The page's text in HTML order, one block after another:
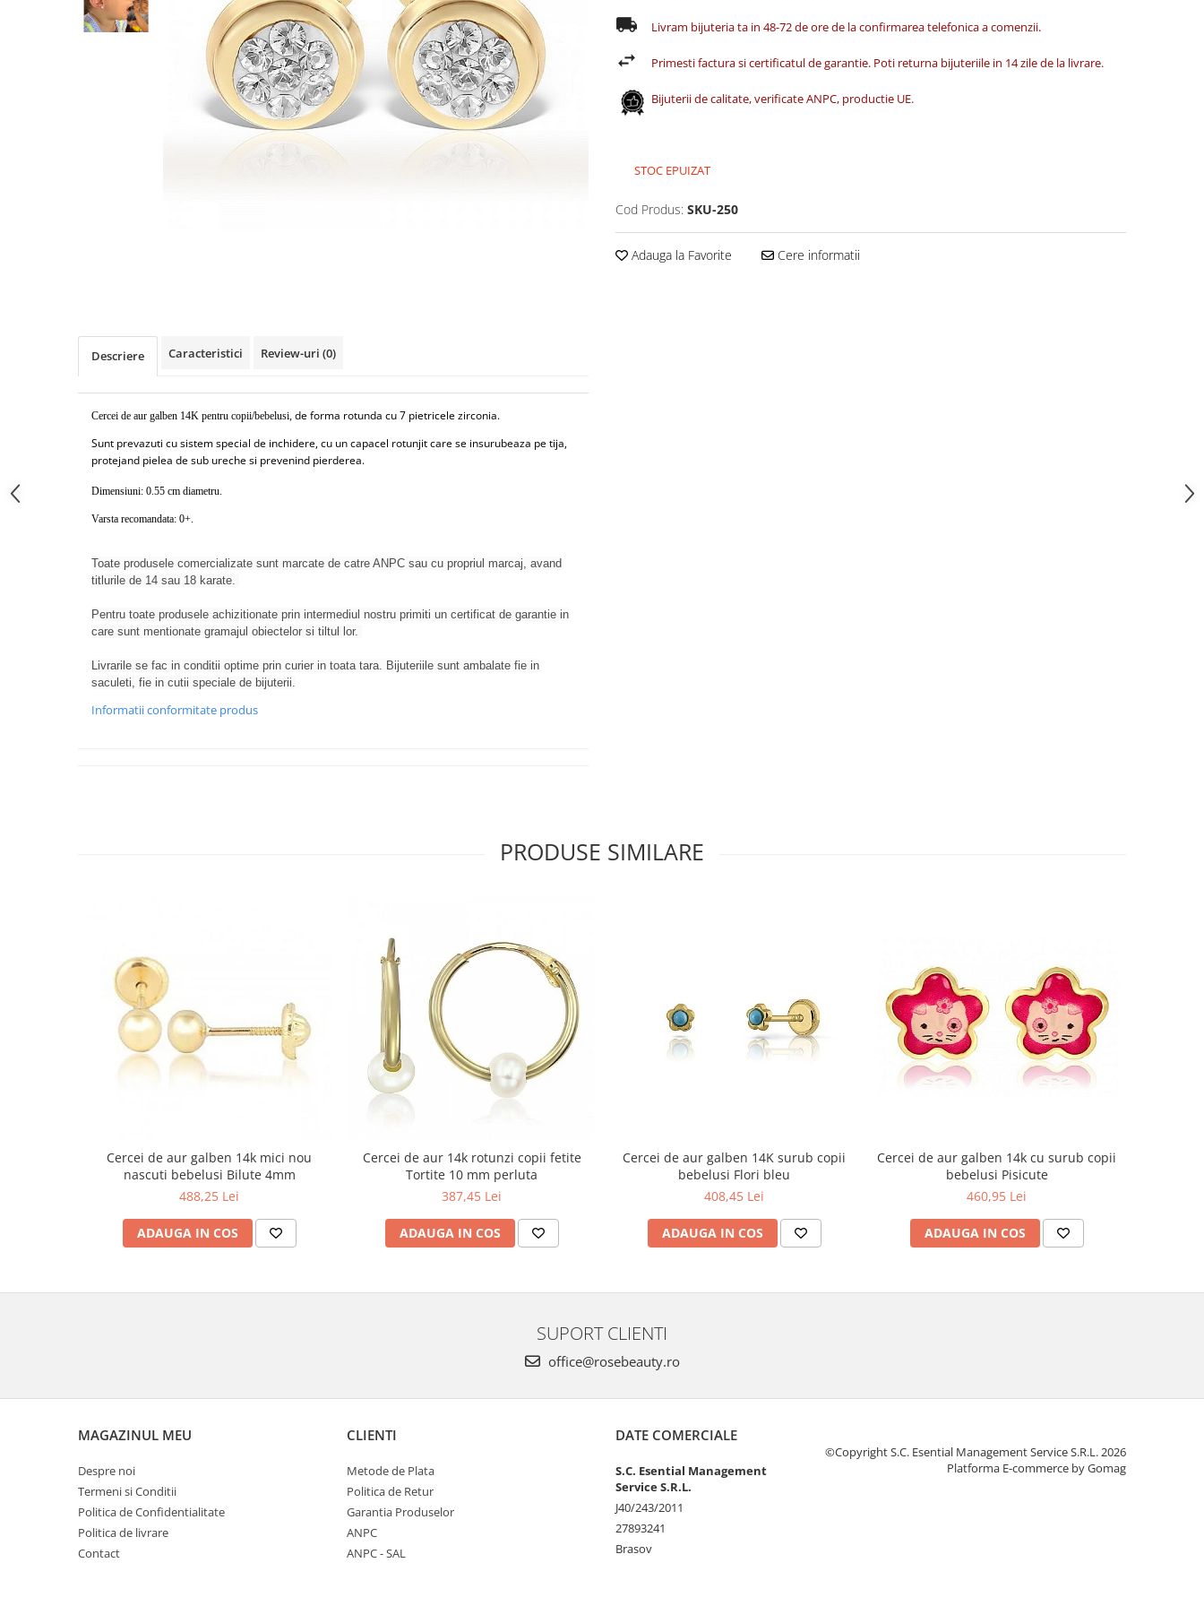
Cercei din aur dama
Livram bijuteria ta in 48-72 de ore de la confirmarea telefonica a comenzii.
Primesti factura si certificatul de garantie. Poti returna bijuteriile in 14 zile de la livrare.
Bijuterii de calitate, verificate ANPC, productie UE.
STOC EPUIZAT
Cod Produs: SKU-250
Adauga la Favorite Cere informatii
Descriere Caracteristici Review-uri (0)
Cercei de aur galben 14K pentru copii/bebelusi, de forma rotunda cu 7 pietricele zirconia.
Sunt prevazuti cu sistem special de inchidere, cu un capacel rotunjit care se insurubeaza pe tija,
protejand pielea de sub ureche si prevenind pierderea.
Dimensiuni: 0.55 cm diametru.
Varsta recomandata: 0+.
Toate produsele comercializate sunt marcate de catre ANPC sau cu propriul marcaj, avand
titlurile de 14 sau 18 karate.
Pentru toate produsele achizitionate prin intermediul nostru primiti un certificat de garantie in
care sunt mentionate gramajul obiectelor si tiltul lor.
Livrarile se fac in conditii optime prin curier in toata tara. Bijuteriile sunt ambalate fie in
saculeti, fie in cutii speciale de bijuterii.
Informatii conformitate produs
PRODUSE SIMILARE
Cercei de aur galben 14k mici nou
nascuti bebelusi Bilute 4mm
488,25 Lei
ADAUGA IN COS
Cercei de aur 14k rotunzi copii fetite
Tortite 10 mm perluta
387,45 Lei
ADAUGA IN COS
Cercei de aur galben 14K surub copii
bebelusi Flori bleu
408,45 Lei
ADAUGA IN COS
Cercei de aur galben 14k cu surub copii
bebelusi Pisicute
460,95 Lei
ADAUGA IN COS
SUPORT CLIENTI
office@rosebeauty.ro
MAGAZINUL MEU
Despre noi
Termeni si Conditii
Politica de Confidentialitate
Politica de livrare
Contact
CLIENTI
Metode de Plata
Politica de Retur
Garantia Produselor
ANPC
ANPC - SAL
DATE COMERCIALE
S.C. Esential Management
Service S.R.L.
J40/243/2011
27893241
Brasov
©Copyright S.C. Esential Management Service S.R.L. 2026
Platforma E-commerce by Gomag